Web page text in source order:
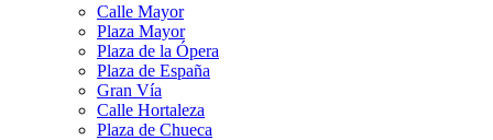
Calle Mayor
Plaza Mayor
Plaza de la Ópera
Plaza de España
Gran Vía
Calle Hortaleza
Plaza de Chueca